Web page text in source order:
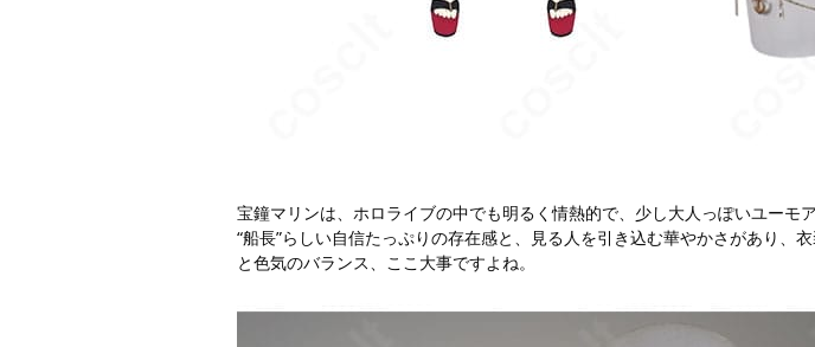
宝鐘マリンは、ホロライブの中でも明るく情熱的で、少し大人っぽいユーモ
“船長”らしい自信たっぷりの存在感と、見る人を引き込む華やかさがあり、
と色気のバランス、ここ大事ですよね。